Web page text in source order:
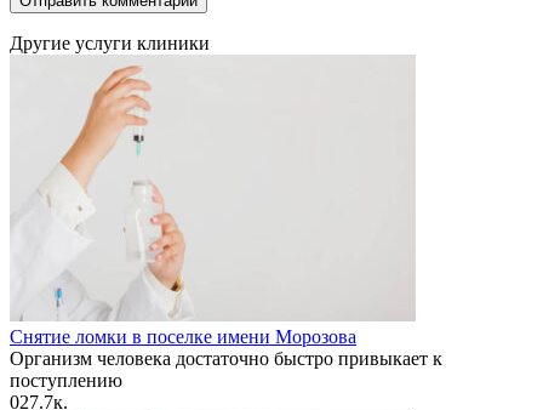
Другие услуги клиники
Снятие ломки в поселке имени Морозова
Организм человека достаточно быстро привыкает к
поступлению
027.7к.